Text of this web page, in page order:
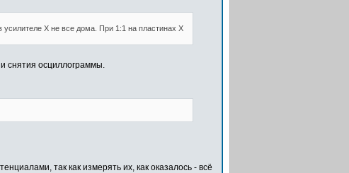
Х не все дома. При 1:1 на пластинах Х
снятия осциллограммы.
так как измерять их, как оказалось - всё